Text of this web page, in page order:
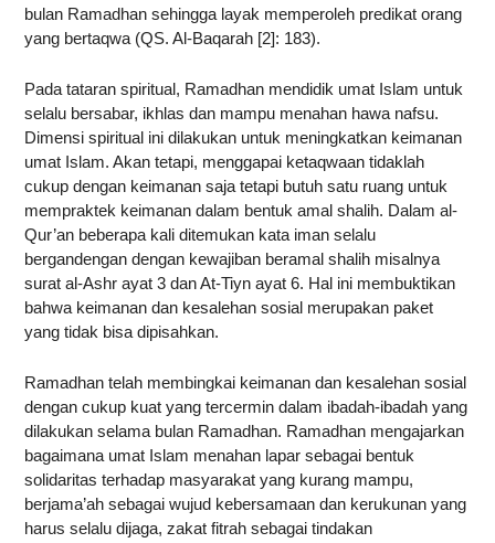
bulan Ramadhan sehingga layak memperoleh predikat orang
yang bertaqwa (QS. Al-Baqarah [2]: 183).
Pada tataran spiritual, Ramadhan mendidik umat Islam untuk
selalu bersabar, ikhlas dan mampu menahan hawa nafsu.
Dimensi spiritual ini dilakukan untuk meningkatkan keimanan
umat Islam. Akan tetapi, menggapai ketaqwaan tidaklah
cukup dengan keimanan saja tetapi butuh satu ruang untuk
mempraktek keimanan dalam bentuk amal shalih. Dalam al-
Qur’an beberapa kali ditemukan kata iman selalu
bergandengan dengan kewajiban beramal shalih misalnya
surat al-Ashr ayat 3 dan At-Tiyn ayat 6. Hal ini membuktikan
bahwa keimanan dan kesalehan sosial merupakan paket
yang tidak bisa dipisahkan.
Ramadhan telah membingkai keimanan dan kesalehan sosial
dengan cukup kuat yang tercermin dalam ibadah-ibadah yang
dilakukan selama bulan Ramadhan. Ramadhan mengajarkan
bagaimana umat Islam menahan lapar sebagai bentuk
solidaritas terhadap masyarakat yang kurang mampu,
berjama’ah sebagai wujud kebersamaan dan kerukunan yang
harus selalu dijaga, zakat fitrah sebagai tindakan